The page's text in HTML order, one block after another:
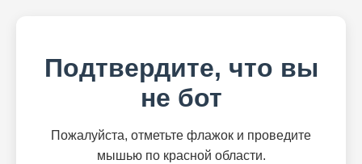
Подтвердите, что вы
не бот
Пожалуйста, отметьте флажок и проведите
мышью по красной области.